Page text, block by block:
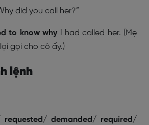
did you call her?”
to know why
I had called her. (Mẹ
gọi cho cô ấy.)
lệnh
demanded/ required/